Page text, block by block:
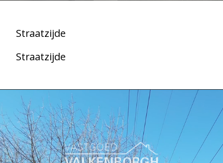
Straatzijde
Straatzijde